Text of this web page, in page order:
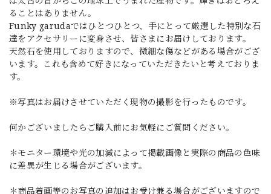
ることはありません。
Funky garudaではひとつひとつ、手にとって厳選した特別な石
達をアクセサリーに変身させ、皆さまにお届けしております。
天然石を使用しておりますので、微細な傷などがある場合がござ
います。これも含めて好きになっていただきたいと考えておりま
す。
※写真はお届けさせていただく現物の撮影を行ったものです。
何かございましたらご購入前にお気軽にご質問ください。
＊モニター環境や光の加減によって掲載画像と実際の商品の色味
に差異が生じる場合がございます。
＊商品着画等のお写真の追加はお受け兼る場合がございますので